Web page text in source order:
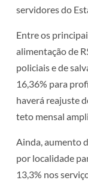
servidores do
Entre os
alimentação de
policiais e de
16,36% para
haverá reajuste
teto mensal
Ainda, aumento
por localidade
13,3% nos